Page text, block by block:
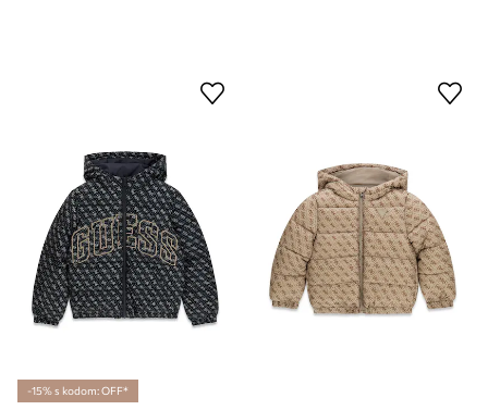
-15% s kodom: OFF*